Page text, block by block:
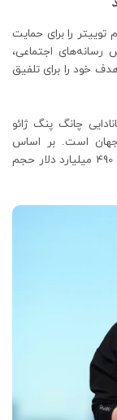
دلار از سهام توییتر را برای حمایت
رسانه‌های اجتماعی،
خود را برای تلفیق
چینی-کانادایی چانگ پنگ ژائو
جهان است. بر اساس
داده‌های CryptoCompare، این شرکت در ماه مارس 490 میلیارد دلار حجم